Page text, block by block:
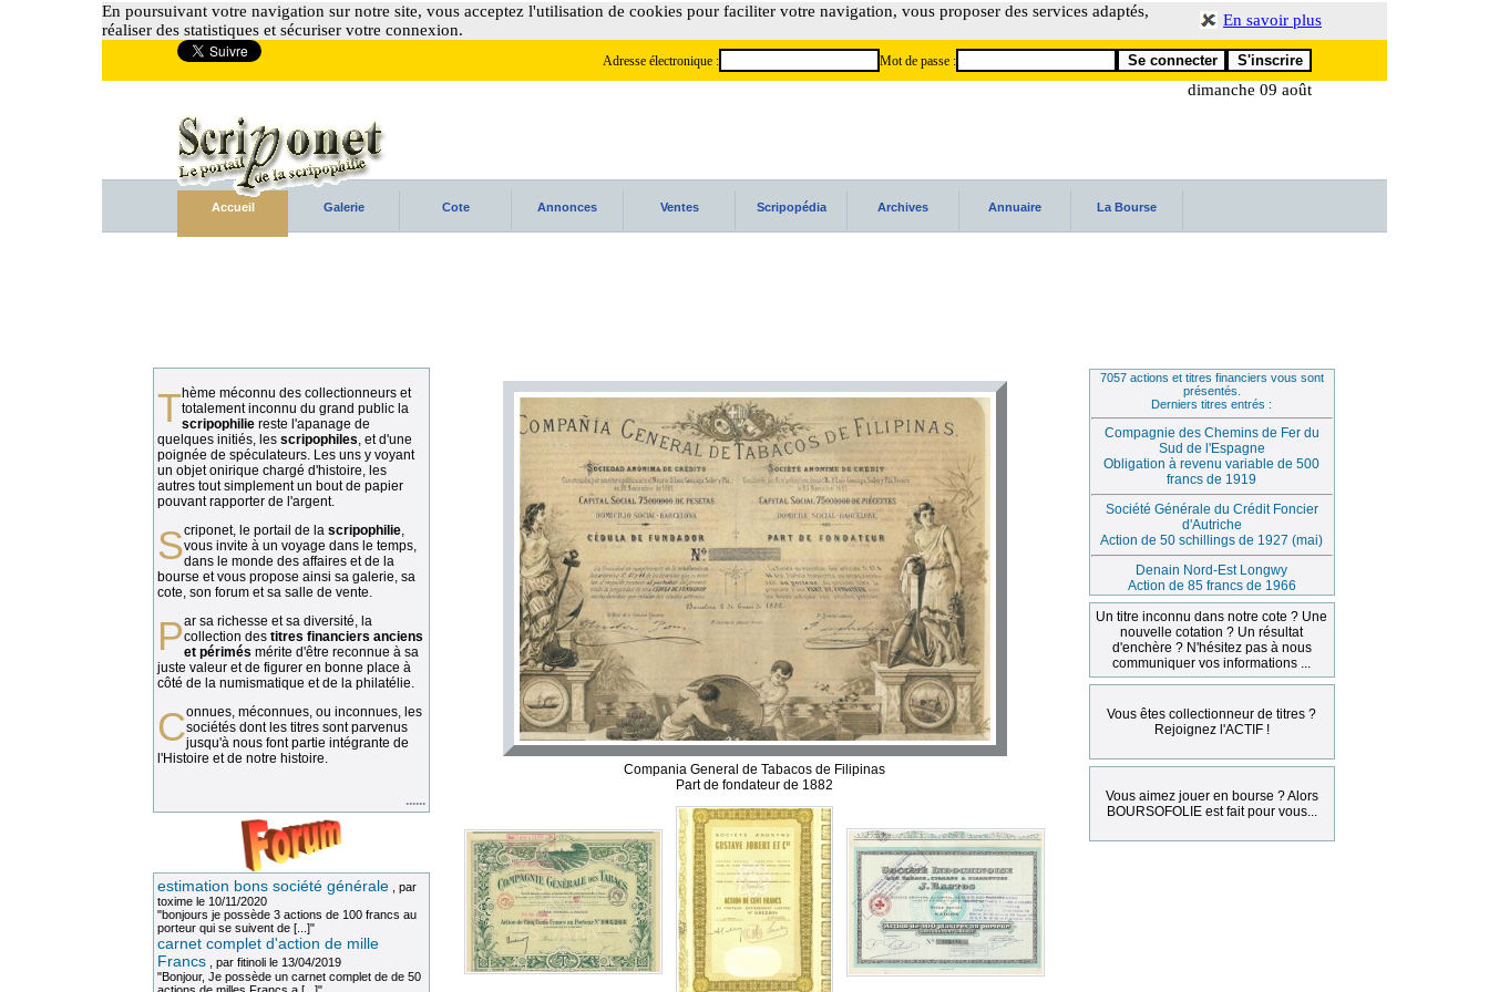
En poursuivant votre navigation sur notre site, vous acceptez l'utilisation de cookies pour faciliter votre navigation, vous proposer des services adaptés,
réaliser des statistiques et sécuriser votre connexion.
En savoir plus
Adresse électronique : Mot de passe :
dimanche 09 août
Accueil Galerie Cote Annonces Ventes Scripopédia Archives Annuaire La Bourse
Thème méconnu des collectionneurs ettotalement inconnu du grand public la
scripophilie reste l'apanage de
quelques initiés, les scripophiles, et d'une
poignée de spéculateurs. Les uns y voyant
un objet onirique chargé d'histoire, les
autres tout simplement un bout de papier
pouvant rapporter de l'argent.
Scriponet, le portail de la scripophilie,
vous invite à un voyage dans le temps,
dans le monde des affaires et de la
bourse et vous propose ainsi sa galerie, sa
cote, son forum et sa salle de vente.
Par sa richesse et sa diversité, lacollection des titres financiers anciens
et périmés mérite d'être reconnue à sa
juste valeur et de figurer en bonne place à
côté de la numismatique et de la philatélie.
Connues, méconnues, ou inconnues, lessociétés dont les titres sont parvenus
jusqu'à nous font partie intégrante de
l'Histoire et de notre histoire.
......
estimation bons société générale , par
toxime le 10/11/2020
"bonjours je possède 3 actions de 100 francs au
porteur qui se suivent de [...]"
carnet complet d'action de mille
Francs , par fitinoli le 13/04/2019
"Bonjour, Je possède un carnet complet de de 50
Compania General de Tabacos de Filipinas
Part de fondateur de 1882
7057 actions et titres financiers vous sont
présentés.
Derniers titres entrés :
Compagnie des Chemins de Fer du
Sud de l'Espagne
Obligation à revenu variable de 500
francs de 1919
Société Générale du Crédit Foncier
d'Autriche
Action de 50 schillings de 1927 (mai)
Denain Nord-Est Longwy
Action de 85 francs de 1966
Un titre inconnu dans notre cote ? Une
nouvelle cotation ? Un résultat
d'enchère ? N'hésitez pas à nous
communiquer vos informations ...
Vous êtes collectionneur de titres ?
Rejoignez l'ACTIF !
Vous aimez jouer en bourse ? Alors
BOURSOFOLIE est fait pour vous...